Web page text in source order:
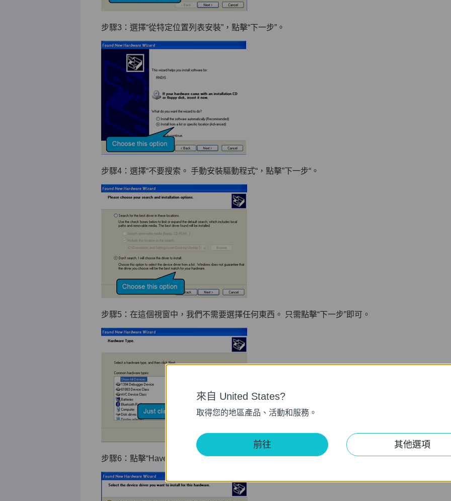
步驟3：選擇“從特定位置列表安裝”，點擊“下一步”。
步驟4：選擇“不要搜索。 手動安裝驅動程式“，點擊”下一步“。
步驟5：在這個視窗中，我們不需要選擇任何東西。 只需點擊“下一步”即可。
步驟6：點擊“Have Disk ...”。
來自 United States?
取得您的地區產品、活動和服務。
前往 其他選項